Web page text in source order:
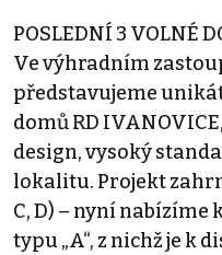
POSLEDNÍ 3 VOLNÉ
Ve výhradním
představujeme
domů RD
design, vysoký
lokalitu. Projekt
C, D) – nyní
typu „A“, z nichž je k